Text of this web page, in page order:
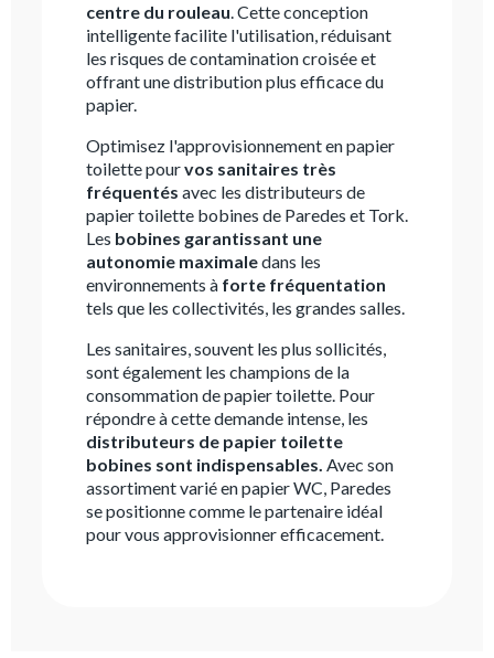
centre du rouleau. Cette conception
intelligente facilite l'utilisation, réduisant
les risques de contamination croisée et
offrant une distribution plus efficace du
papier.
Optimisez l'approvisionnement en papier
toilette pourvos sanitaires très
fréquentés avec les distributeurs de
papier toilette bobines de Paredes et Tork.
Les bobines garantissant une
autonomie maximaledans les
environnements à forte fréquentation
tels que les collectivités, les grandes salles.
Les sanitaires, souvent les plus sollicités,
sont également les champions de la
consommation de papier toilette. Pour
répondre à cette demande intense, les
distributeurs de papier toilette
bobines sont indispensables. Avec son
assortiment varié en papier WC, Paredes
se positionne comme le partenaire idéal
pour vous approvisionner efficacement.